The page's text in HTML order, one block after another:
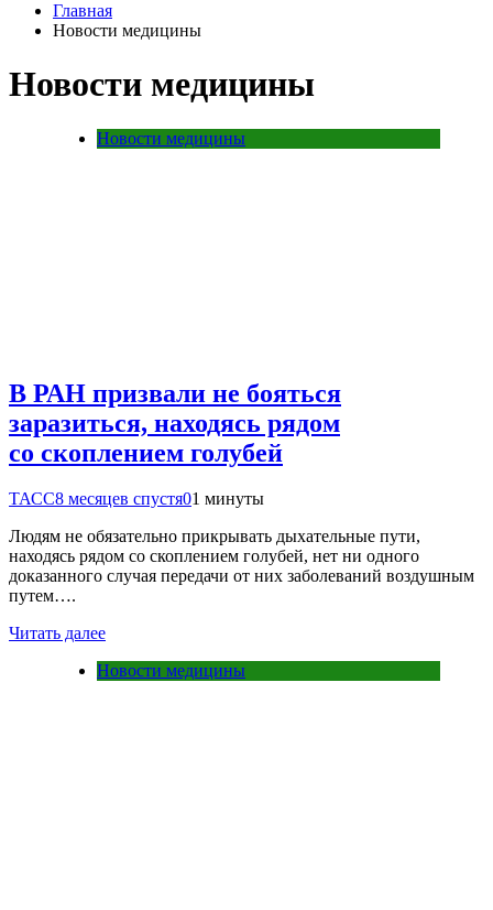
Главная
Новости медицины
Новости медицины
Новости медицины
В РАН призвали не бояться
заразиться, находясь рядом
со скоплением голубей
ТАСС8 месяцев спустя01 минуты
Людям не обязательно прикрывать дыхательные пути,
находясь рядом со скоплением голубей, нет ни одного
доказанного случая передачи от них заболеваний воздушным
путем….
Читать далее
Новости медицины